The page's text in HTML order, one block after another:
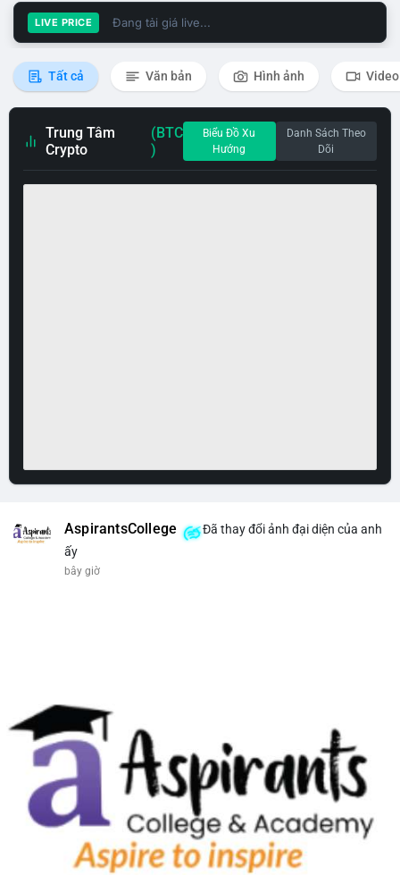
LIVE PRICE Đang tải giá live...
Tất cả Văn bản Hình ảnh Video
Trung Tâm
Crypto
(BTC
)
Biểu Đồ Xu
Hướng
Danh Sách Theo
Dõi
AspirantsCollege
Đã thay đổi ảnh đại diện của anh
ấy
bây giờ